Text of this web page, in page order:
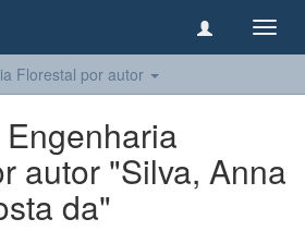
Florestal por autor
autor "Silva, Anna
da"